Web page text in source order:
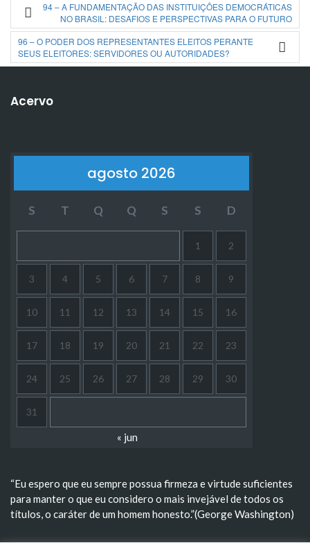
94 – A FUNDAMENTAÇÃO DAS INSTITUIÇÕES DEMOCRÁTICAS
NO BRASIL: DESAFIOS E PERSPECTIVAS PARA O FUTURO
96 – O PODER DOS REPRESENTANTES ELEITOS PERANTE
SEUS ELEITORES: SERVIDORES OU AUTORIDADES?
Acervo
agosto 2026
S T Q Q S S D
1 2
3 4 5 6 7 8 9
10 11 12 13 14 15 16
17 18 19 20 21 22 23
24 25 26 27 28 29 30
31
« jun
“Eu espero que eu sempre possua firmeza e virtude suficientes
para manter o que eu considero o mais invejável de todos os
títulos, o caráter de um homem honesto.”(George Washington)